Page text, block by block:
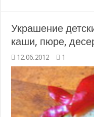
Украшение
каши, пюре,
12.06.2012 1